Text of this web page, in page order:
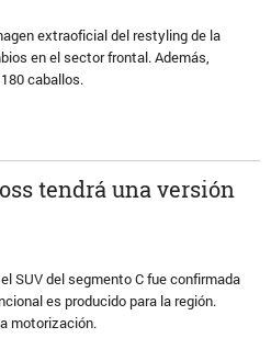
extraoficial del restyling de la
en el sector frontal. Además,
caballos.
tendrá una versión
SUV del segmento C fue confirmada
es producido para la región.
motorización.